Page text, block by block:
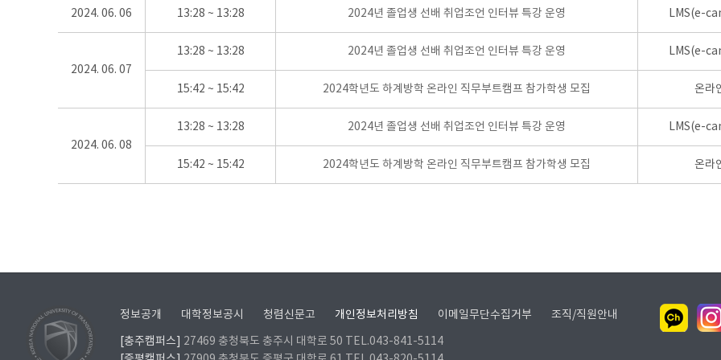
2024. 06. 06 13:28 ~ 13:28 2024년 졸업생 선배 취업조언 인터뷰 특강 운영 LMS(e-
2024. 06. 07
13:28 ~ 13:28 2024년 졸업생 선배 취업조언 인터뷰 특강 운영 LMS(e-
15:42 ~ 15:42 2024학년도 하계방학 온라인 직무부트캠프 참가학생 모집 온라
2024. 06. 08
13:28 ~ 13:28 2024년 졸업생 선배 취업조언 인터뷰 특강 운영 LMS(e-
15:42 ~ 15:42 2024학년도 하계방학 온라인 직무부트캠프 참가학생 모집 온라
정보공개 대학정보공시 청렴신문고 개인정보처리방침 이메일무단수집거부 조직/직원안내
[충주캠퍼스]
27469 충청북도 충주시 대학로 50 TEL.043-841-5114